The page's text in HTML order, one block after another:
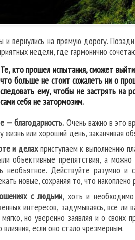
и вернулись на прямую дорогу.
недели, где гармонично
Те, кто прошел испытания, сможет
что больше не стоит сожалеть ни о
следовать ему, чтобы не застрять на
сами себя не затормозим.
— благодарность. Очень важно в это
жизнь или хороший день, заканчивая
и делахприступаем к выполнению
объективные препятствия, а
необъятное. Действуйте разумно и
новые, сохраняя то, что накоплено
с людьми, хоть и необходимо
интересов, задумываясь, все
мягко, но уверенно заявляя и о своих
влияния, если оно стало чрезмерным.